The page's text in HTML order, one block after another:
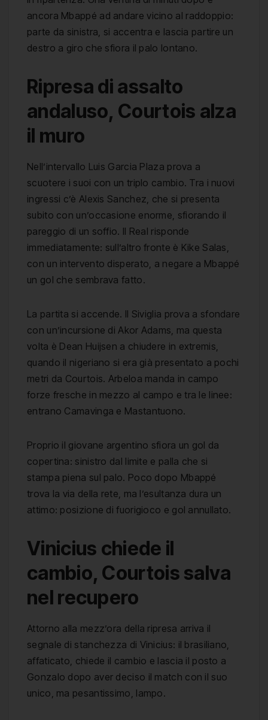
ancora Mbappé ad andare vicino al raddoppio:
parte da sinistra, si accentra e lascia partire un
destro a giro che sfiora il palo lontano.
Ripresa di assalto
andaluso, Courtois alza
il muro
Nell’intervallo Luis Garcia Plaza prova a
scuotere i suoi con un triplo cambio. Tra i nuovi
ingressi c’è Alexis Sanchez, che si presenta
subito con un’occasione enorme, sfiorando il
pareggio di un soffio. Il Real risponde
immediatamente: sull’altro fronte è Kike Salas,
con un intervento disperato, a negare a Mbappé
un gol che sembrava fatto.
La partita si accende. Il Siviglia prova a sfondare
con un’incursione di Akor Adams, ma questa
volta è Dean Huijsen a chiudere in extremis,
quando il nigeriano si era già presentato a pochi
metri da Courtois. Arbeloa manda in campo
forze fresche in mezzo al campo e tra le linee:
entrano Camavinga e Mastantuono.
Proprio il giovane argentino sfiora un gol da
copertina: sinistro dal limite e palla che si
stampa piena sul palo. Poco dopo Mbappé
trova la via della rete, ma l’esultanza dura un
attimo: posizione di fuorigioco e gol annullato.
Vinicius chiede il
cambio, Courtois salva
nel recupero
Attorno alla mezz’ora della ripresa arriva il
segnale di stanchezza di Vinicius: il brasiliano,
affaticato, chiede il cambio e lascia il posto a
Gonzalo dopo aver deciso il match con il suo
unico, ma pesantissimo, lampo.